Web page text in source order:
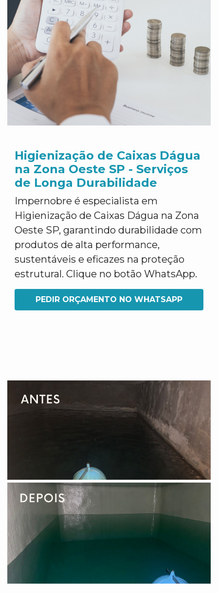
Higienização de Caixas Dágua
na Zona Oeste SP - Serviços
de Longa Durabilidade
Impernobre é especialista em
Higienização de Caixas Dágua na Zona
Oeste SP, garantindo durabilidade com
produtos de alta performance,
sustentáveis e eficazes na proteção
estrutural. Clique no botão WhatsApp.
PEDIR ORÇAMENTO NO WHATSAPP